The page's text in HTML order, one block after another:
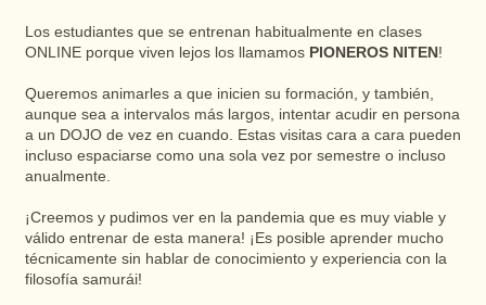
Los estudiantes que se entrenan habitualmente en clases
ONLINE porque viven lejos los llamamos PIONEROS NITEN!
Queremos animarles a que inicien su formación, y también,
aunque sea a intervalos más largos, intentar acudir en persona
a un DOJO de vez en cuando. Estas visitas cara a cara pueden
incluso espaciarse como una sola vez por semestre o incluso
anualmente.
¡Creemos y pudimos ver en la pandemia que es muy viable y
válido entrenar de esta manera! ¡Es posible aprender mucho
técnicamente sin hablar de conocimiento y experiencia con la
filosofía samurái!